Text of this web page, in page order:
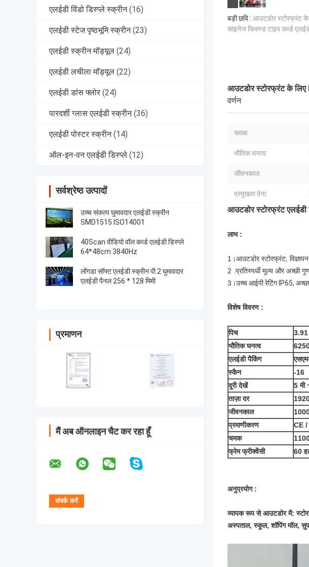
एलईडी विंडो डिस्प्ले स्क्रीन (16)
एलईडी स्टेज पृष्ठभूमि स्क्रीन (23)
एलईडी स्क्रीन मॉड्यूल (24)
एलईडी लचीला मॉड्यूल (22)
एलईडी डांस फ्लोर (24)
पारदर्शी ग्लास एलईडी स्क्रीन (36)
एलईडी पोस्टर स्क्रीन (14)
ऑल-इन-वन एलईडी डिस्प्ले (12)
सर्वश्रेष्ठ उत्पादों
उच्च संकल्प घुमावदार एलईडी स्क्रीन
SMD1515 ISO14001
40Scan वीडियो वॉल कर्व्ड एलईडी डिस्प्ले
64*48cm 3840Hz
लोंगडा सॉफ्ट एलईडी स्क्रीन पी 2 घुमावदार
एलईडी पैनल 256 * 128 मिमी
प्रमाणन
मैं अब ऑनलाइन चैट कर रहा हूँ
बड़ी छवि : आउटडोर स्टोरफ्रंट
साइनेज फिक्स्ड टाइप कर्व्ड
आउटडोर स्टोरफ्रंट के लिए
वर्णन
चमक:
भौतिक घनत्व:
जीवनकाल:
प्रमुखता देना:
आउटडोर स्टोरफ्रंट एलईडी
लाभ :
1।आउटडोर स्टोरफ्रंट,
2 .प्रतिस्पर्धी मूल्य और अच्छी
3।उच्च आईपी रेटिंग IP65,
विशेष विवरण :
पिच
3.91
भौतिक घनत्व
एलईडी पैकिंग
स्कैन
-16
दूरी देखें
5 मी
ताज़ा दर
जीवनकाल
प्रमाणीकरण
CE
चमक
फ्रेम फ्रीक्वेंसी
60
अनुप्रयोग :
व्यापक रूप से आउटडोर में:
अस्पताल, स्कूल, शॉपिंग मॉल,